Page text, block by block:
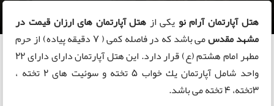
معرفی بهترین غذاهای محلی و خیابانی دبی
هتل آپارتمان آرام نویکی ازهتل آپارتمان های ارزان قیمت در
مشهد مقدس
می باشد که در فاصله کمی ( 7 دقیقه پیاده) از حرم
مطهر امام هشتم (ع) قرار دارد. این هتل آپارتمان دارای دارای 22
واحد شامل آپارتمان یك خواب 5 تخته و سوئیت های 2 تخته ،
3تخته، 4 تخته می باشد.